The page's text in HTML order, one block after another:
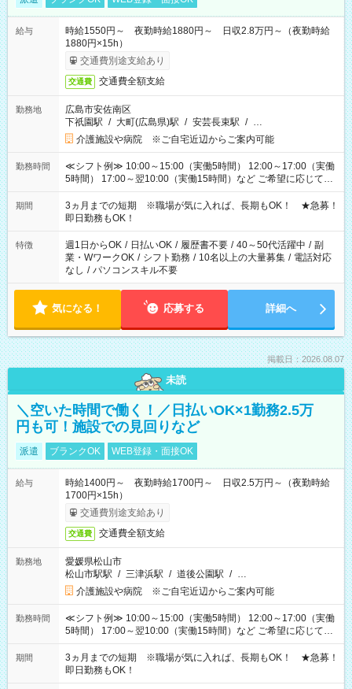
給与
時給1550円～ 夜勤時給1880円～ 日収2.8万円～（夜勤時給
1880円×15h）
交通費別途支給あり
交通費 交通費全額支給
勤務地
広島市安佐南区
下祇園駅 / 大町(広島県)駅 / 安芸長束駅 / …
介護施設や病院 ※ご自宅近辺からご案内可能
勤務時間
≪シフト例≫ 10:00～15:00（実働5時間） 12:00～17:00（実働
5時間） 17:00～翌10:00（実働15時間）など ご希望に応じて、
働く時間は調整できます！ お気軽に担当へ相談ください！
期間
3ヵ月までの短期 ※職場が気に入れば、長期もOK！ ★急募！
即日勤務もOK！
特徴 週1日からOK / 日払いOK / 履歴書不要 / 40～50代活躍中 / 副
業・WワークOK / シフト勤務 / 10名以上の大量募集 / 電話対応
なし / パソコンスキル不要
気になる！ 応募する 詳細へ
掲載日：2026.08.07
未読
＼空いた時間で働く！／日払いOK×1勤務2.5万
円も可！施設での見回りなど
派遣 ブランクOK WEB登録・面接OK
給与
時給1400円～ 夜勤時給1700円～ 日収2.5万円～（夜勤時給
1700円×15h）
交通費別途支給あり
交通費 交通費全額支給
勤務地
愛媛県松山市
松山市駅駅 / 三津浜駅 / 道後公園駅 / …
介護施設や病院 ※ご自宅近辺からご案内可能
勤務時間
≪シフト例≫ 10:00～15:00（実働5時間） 12:00～17:00（実働
5時間） 17:00～翌10:00（実働15時間）など ご希望に応じて、
働く時間は調整できます！ お気軽に担当へ相談ください！
期間
3ヵ月までの短期 ※職場が気に入れば、長期もOK！ ★急募！
即日勤務もOK！